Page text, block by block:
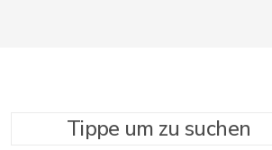
Tippe um zu suchen